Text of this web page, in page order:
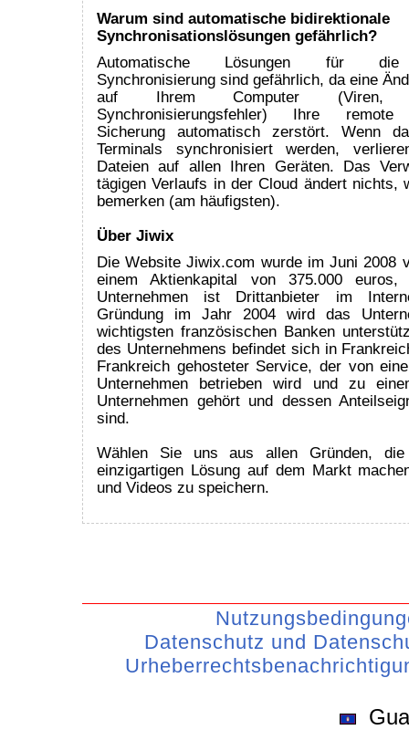
Warum sind automatische bidirektionale
Synchronisationslösungen gefährlich?
Automatische Lösungen für die
Synchronisierung sind gefährlich, da eine
auf Ihrem Computer (Viren,
Synchronisierungsfehler) Ihre remote
Sicherung automatisch zerstört. Wenn
Terminals synchronisiert werden,
Dateien auf allen Ihren Geräten. Das
tägigen Verlaufs in der Cloud ändert nichts,
bemerken (am häufigsten).
Über Jiwix
Die Website Jiwix.com wurde im Juni 2008
einem Aktienkapital von 375.000 euros,
Unternehmen ist Drittanbieter im
Gründung im Jahr 2004 wird das
wichtigsten französischen Banken
des Unternehmens befindet sich in
Frankreich gehosteter Service, der von
Unternehmen betrieben wird und zu
Unternehmen gehört und dessen
sind.
Wählen Sie uns aus allen Gründen,
einzigartigen Lösung auf dem Markt
und Videos zu speichern.
Datenschutz und